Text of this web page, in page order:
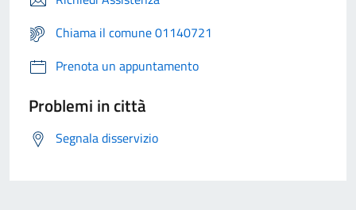
Chiama il comune 01140721
Prenota un appuntamento
Problemi in città
Segnala disservizio